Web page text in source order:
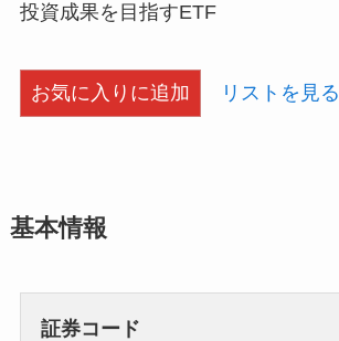
投資成果を目指すETF
お気に入りに追加 リストを見る
基本情報
証券コード